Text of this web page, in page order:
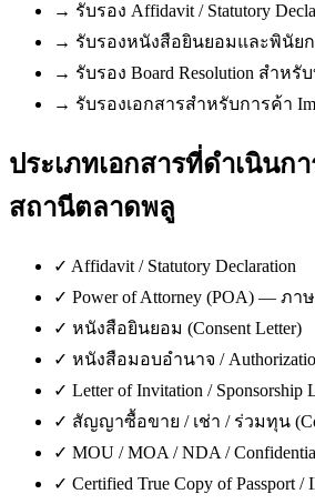
→ รับรอง Affidavit / Statutory
→ รับรองหนังสือยินยอมและพินัย
→ รับรอง Board Resolution สำห
→ รับรองเอกสารสำหรับการค้า
ประเภทเอกสารที่ดำเนินก
สถานีตลาดพลู
✓ Affidavit / Statutory Declaration
✓ Power of Attorney (POA) — ภา
✓ หนังสือยินยอม (Consent Letter)
✓ หนังสือมอบอำนาจ /
✓ Letter of Invitation / Sponsorship
✓ สัญญาซื้อขาย / เช่า / ร่วมทุน
✓ MOU / MOA / NDA /
✓ Certified True Copy of Passport /